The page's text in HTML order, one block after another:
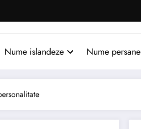
Nume islandeze Nume persane